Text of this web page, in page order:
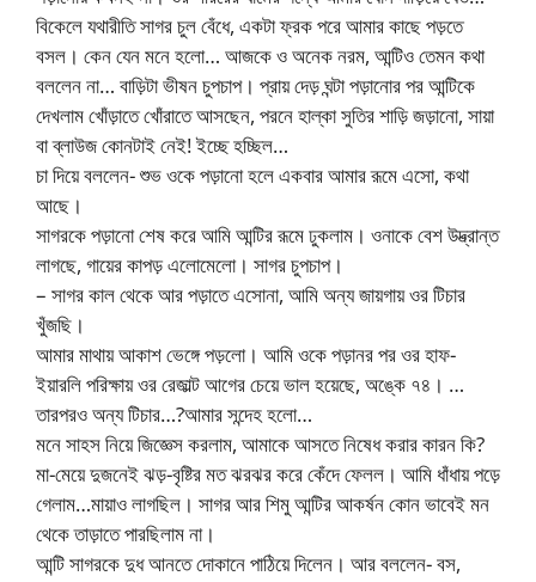
বিকেলে যথারীতি সাগর চুল বেঁধে, একটা ফ্রক পরে আমার কাছে পড়তে
বসল। কেন যেন মনে হলো… আজকে ও অনেক নরম, আন্টিও তেমন কথা
বললেন না… বাড়িটা ভীষন চুপচাপ। প্রায় দেড় ঘন্টা পড়ানোর পর আন্টিকে
দেখলাম খোঁড়াতে খোঁরাতে আসছেন, পরনে হাল্কা সুতির শাড়ি জড়ানো, সায়া
বা ব্লাউজ কোনটাই নেই! ইচ্ছে হচ্ছিল…
চা দিয়ে বললেন- শুভ ওকে পড়ানো হলে একবার আমার রূমে এসো, কথা
আছে।
সাগরকে পড়ানো শেষ করে আমি আন্টির রূমে ঢুকলাম। ওনাকে বেশ উদ্ভ্রান্ত
লাগছে, গায়ের কাপড় এলোমেলো। সাগর চুপচাপ।
– সাগর কাল থেকে আর পড়াতে এসোনা, আমি অন্য জায়গায় ওর টিচার
খুঁজছি।
আমার মাথায় আকাশ ভেঙ্গে পড়লো। আমি ওকে পড়ানর পর ওর হাফ-
ইয়ারলি পরিক্ষায় ওর রেজাল্ট আগের চেয়ে ভাল হয়েছে, অঙ্কে ৭৪। …
তারপরও অন্য টিচার…?আমার সন্দেহ হলো…
মনে সাহস নিয়ে জিজ্ঞেস করলাম, আমাকে আসতে নিষেধ করার কারন কি?
মা-মেয়ে দুজনেই ঝড়-বৃষ্টির মত ঝরঝর করে কেঁদে ফেলল। আমি ধাঁধায় পড়ে
গেলাম…মায়াও লাগছিল। সাগর আর শিমু আন্টির আকর্ষন কোন ভাবেই মন
থেকে তাড়াতে পারছিলাম না।
আন্টি সাগরকে দুধ আনতে দোকানে পাঠিয়ে দিলেন। আর বললেন- বস,